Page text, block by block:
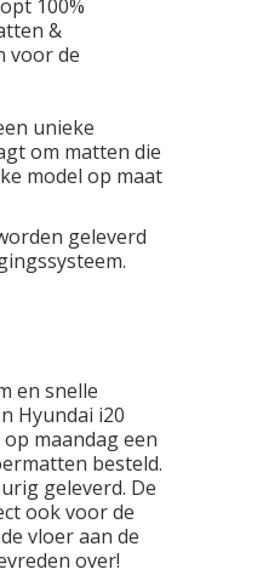
100%
&
voor de
unieke
om matten die
model op maat
geleverd
en snelle
Hyundai i20
maandag een
besteld.
geleverd. De
ook voor de
vloer aan de
over!